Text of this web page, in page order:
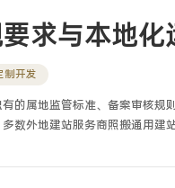
求与本地化
制开发
的属地监管标准、备案审核规
数外地建站服务商照搬通用建
企站点运维八年，我经手整改